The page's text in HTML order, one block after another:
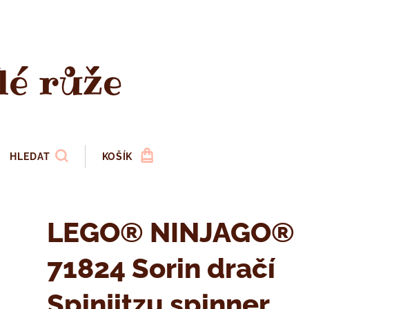
růže
HLEDAT KOŠÍK
LEGO® NINJAGO®
71824 Sorin dračí